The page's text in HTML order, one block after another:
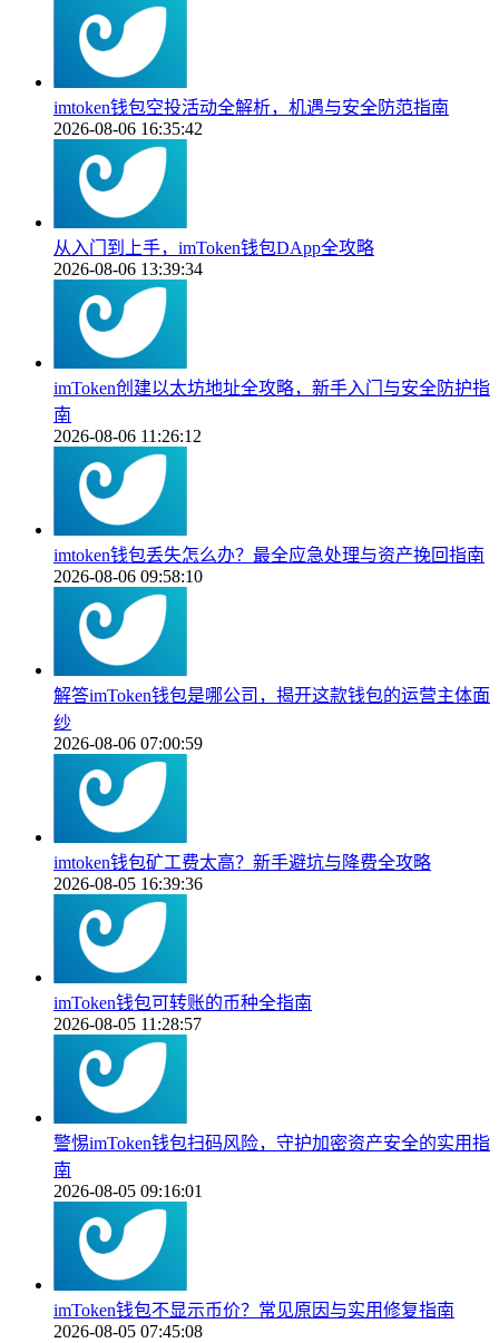
imtoken钱包空投活动全解析，机遇与安全防范指南
2026-08-06 16:35:42
从入门到上手，imToken钱包DApp全攻略
2026-08-06 13:39:34
imToken创建以太坊地址全攻略，新手入门与安全防护指
南
2026-08-06 11:26:12
imtoken钱包丢失怎么办？最全应急处理与资产挽回指南
2026-08-06 09:58:10
解答imToken钱包是哪公司，揭开这款钱包的运营主体面
纱
2026-08-06 07:00:59
imtoken钱包矿工费太高？新手避坑与降费全攻略
2026-08-05 16:39:36
imToken钱包可转账的币种全指南
2026-08-05 11:28:57
警惕imToken钱包扫码风险，守护加密资产安全的实用指
南
2026-08-05 09:16:01
imToken钱包不显示币价？常见原因与实用修复指南
2026-08-05 07:45:08